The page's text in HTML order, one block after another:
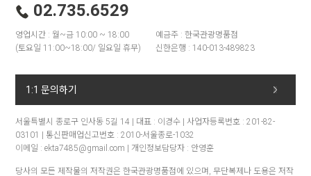
02.735.6529
영업시간 : 월~금 10:00 ~ 18:00
(토요일 11:00~18:00/ 일요일 휴무)
예금주 : 한국관광명품점
신한은행 : 140-013-489823
1:1 문의하기
서울특별시 종로구 인사동 5길 14 | 대표 : 이경수 | 사업자등록번호 : 201-82-
03101 | 통신판매업신고번호 : 2010-서울종로-1032
이메일 : ekta7485@gmail.com | 개인정보담당자 : 안영훈
당사의 모든 제작물의 저작권은 한국관광명품점에 있으며, 무단복제나 도용은 저작